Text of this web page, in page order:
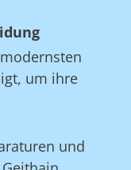
um ihre
und